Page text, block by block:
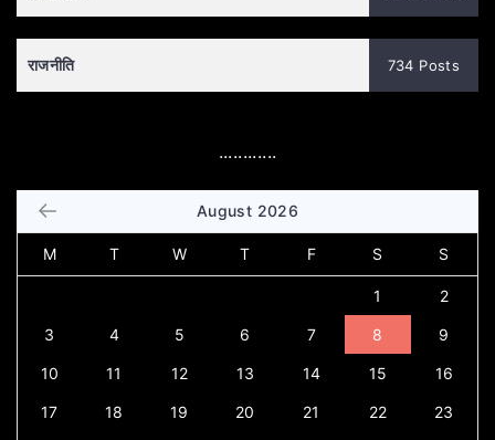
राजनीति 734 Posts
............
August 2026
M T W T F S S
1 2
3 4 5 6 7 8 9
10 11 12 13 14 15 16
17 18 19 20 21 22 23